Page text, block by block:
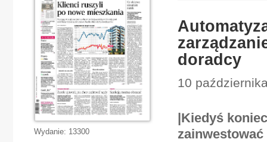
doradcy
10
|Kiedyś
Wydanie: 13300